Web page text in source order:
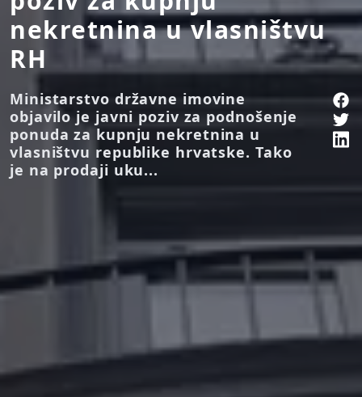
nekretnina u vlasništvu
RH
Ministarstvo državne imovine
objavilo je javni poziv za podnošenje
ponuda za kupnju nekretnina u
vlasništvu republike hrvatske. Tako
je na prodaji uku...